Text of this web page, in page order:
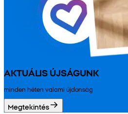
AKTUÁLIS ÚJSÁGUNK
minden héten valami újdonság
Megtekintés